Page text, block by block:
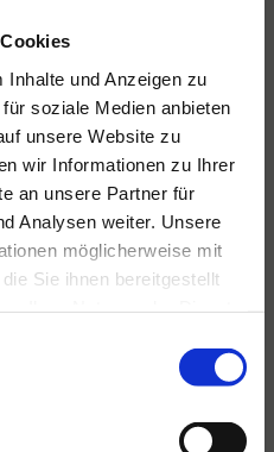
und Anzeigen zu
soziale Medien anbieten
unsere Website zu
wir Informationen zu Ihrer
an unsere Partner für
Analysen weiter. Unsere
möglicherweise mit
Sie ihnen bereitgestellt
für
bis klein.